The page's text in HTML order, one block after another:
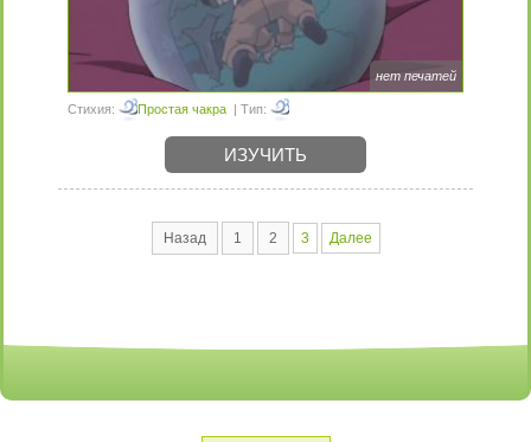
нет печатей
Стихия: Простая чакра | Тип:
ИЗУЧИТЬ
Назад 1 2 3 Далее